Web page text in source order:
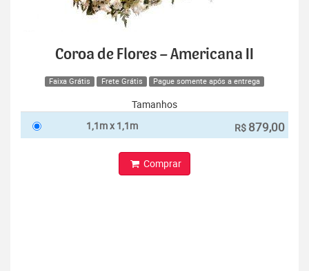
Coroa de Flores – Americana II
Faixa Grátis Frete Grátis Pague somente após a entrega
Tamanhos
1,1m x 1,1m
R$ 879,00
Comprar